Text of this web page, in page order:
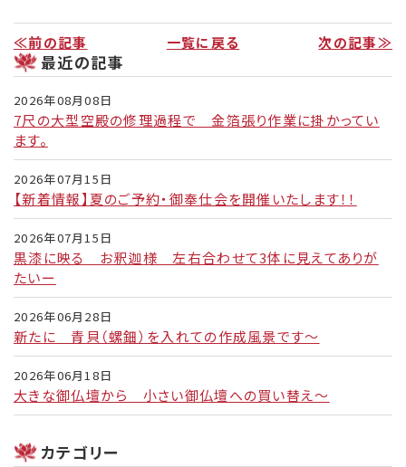
≪前の記事 一覧に戻る 次の記事≫
最近の記事
2026年08月08日
7尺の大型空殿の修理過程で 金箔張り作業に掛かってい
ます。
2026年07月15日
【新着情報】夏のご予約・御奉仕会を開催いたします！！
2026年07月15日
黒漆に映る お釈迦様 左右合わせて3体に見えてありが
たいー
2026年06月28日
新たに 青貝（螺鈿）を入れての作成風景です～
2026年06月18日
大きな御仏壇から 小さい御仏壇への買い替え～
カテゴリー